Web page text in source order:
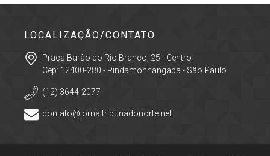
LOCALIZAÇÃO/CONTATO
Praça Barão do Rio Branco, 25 - Centro
Cep: 12400-280 - Pindamonhangaba - São Paulo
(12) 3644-2077
contato@jornaltribunadonorte.net